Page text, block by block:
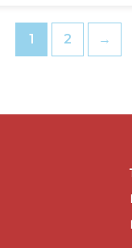
1 2 →